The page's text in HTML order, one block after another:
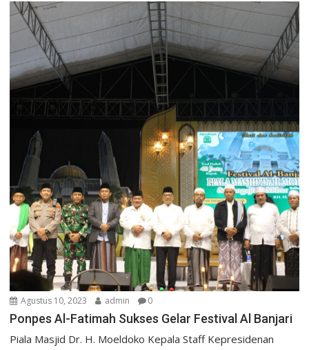
Agustus 10, 2023 admin 0
Ponpes Al-Fatimah Sukses Gelar Festival Al Banjari
Piala Masjid Dr. H. Moeldoko Kepala Staff Kepresidenan